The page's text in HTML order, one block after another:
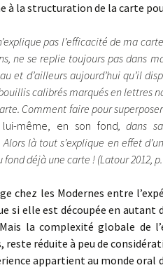
à la structuration de la carte
pas l’efficacité de ma
ne se replie toujours pas dans
et d’ailleurs aujourd’hui qu’il
calibrés marqués en lettres
Comment faire pour
lui-même, en son fond, dans
Alors là tout s’explique en effet
fond déjà une carte ! (Latour 2012, p.
chez les Modernes entre
si elle est découpée en autant
la complexité globale de
réduite à peu de
appartient au monde